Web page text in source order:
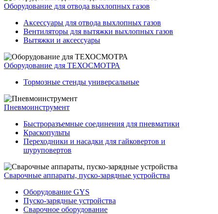
Оборудование для отвода выхлопных газов
Аксессуары для отвода выхлопных газов
Вентиляторы для вытяжки выхлопных газов
Вытяжки и аксессуары
Оборудование для ТЕХОСМОТРА
Тормозные стенды универсальные
Пневмоинструмент
Быстроразъемные соединения для пневматики
Краскопульты
Переходники и насадки для гайковертов и
шуруповертов
Сварочные аппараты, пуско-зарядные устройства
Оборудование GYS
Пуско-зарядные устройства
Сварочное оборудование